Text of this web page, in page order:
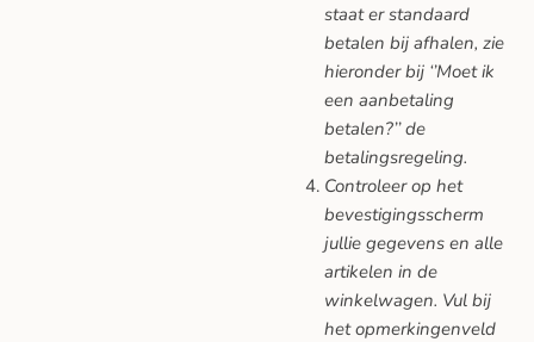
staat er standaard
betalen bij afhalen, zie
hieronder bij ‘’Moet ik
een aanbetaling
betalen?’’ de
betalingsregeling.
Controleer op het
bevestigingsscherm
jullie gegevens en alle
artikelen in de
winkelwagen. Vul bij
het opmerkingenveld